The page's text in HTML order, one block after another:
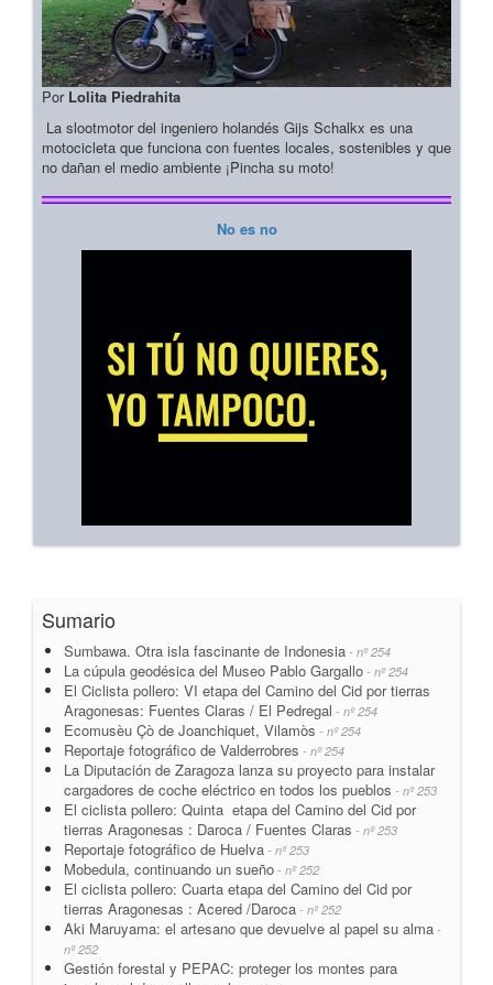
Por Lolita Piedrahita
La slootmotor del ingeniero holandés Gijs Schalkx es una
motocicleta que funciona con fuentes locales, sostenibles y que
no dañan el medio ambiente ¡Pincha su moto!
No es no
Sumario
Sumbawa. Otra isla fascinante de Indonesia - nº 254
La cúpula geodésica del Museo Pablo Gargallo - nº 254
El Ciclista pollero: VI etapa del Camino del Cid por tierras
Aragonesas: Fuentes Claras / El Pedregal - nº 254
Ecomusèu Çò de Joanchiquet, Vilamòs - nº 254
Reportaje fotográfico de Valderrobres - nº 254
La Diputación de Zaragoza lanza su proyecto para instalar
cargadores de coche eléctrico en todos los pueblos - nº 253
El ciclista pollero: Quinta etapa del Camino del Cid por
tierras Aragonesas : Daroca / Fuentes Claras - nº 253
Reportaje fotográfico de Huelva - nº 253
Mobedula, continuando un sueño - nº 252
El ciclista pollero: Cuarta etapa del Camino del Cid por
tierras Aragonesas : Acered /Daroca - nº 252
Aki Maruyama: el artesano que devuelve al papel su alma -
nº 252
Gestión forestal y PEPAC: proteger los montes para